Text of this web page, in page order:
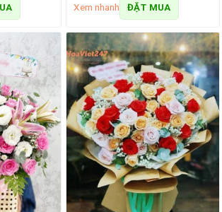
Xem nhanh ĐẶT MUA